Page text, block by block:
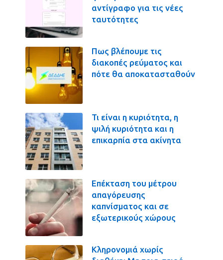
αντίγραφο για τις νέες
ταυτότητες
Πως βλέπουμε τις
διακοπές ρεύματος και
πότε θα αποκατασταθούν
Τι είναι η κυριότητα, η
ψιλή κυριότητα και η
επικαρπία στα ακίνητα
Επέκταση του μέτρου
απαγόρευσης
καπνίσματος και σε
εξωτερικούς χώρους
Κληρονομιά χωρίς